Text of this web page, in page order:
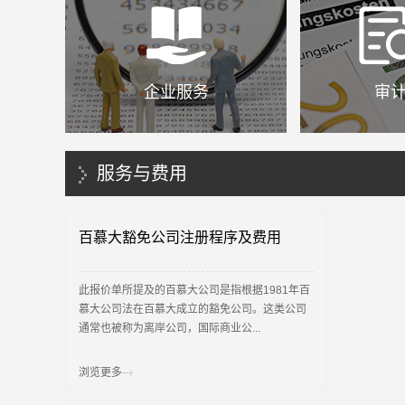
企业服务 审
服务与费用
百慕大豁免公司注册程序及费用
此报价单所提及的百慕大公司是指根据1981年百
慕大公司法在百慕大成立的豁免公司。这类公司
通常也被称为离岸公司，国际商业公...
浏览更多